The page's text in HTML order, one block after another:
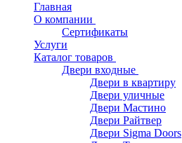
Главная
О компании
Сертификаты
Услуги
Каталог товаров
Двери входные
Двери в квартиру
Двери уличные
Двери Мастино
Двери Райтвер
Двери Sigma Doors